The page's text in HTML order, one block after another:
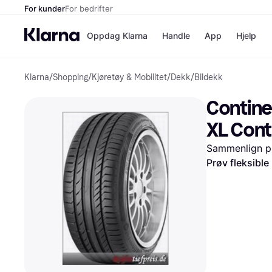
For kunderFor bedrifter
Oppdag Klarna
Betal nå
Betal i 3
Betal innen
Finansiering
Vipps
Handle App Hjelp
Klarna/Shopping/Kjøretøy & Mobilitet/Dekk/Bildekk
XL
Sammenlign
Prøv